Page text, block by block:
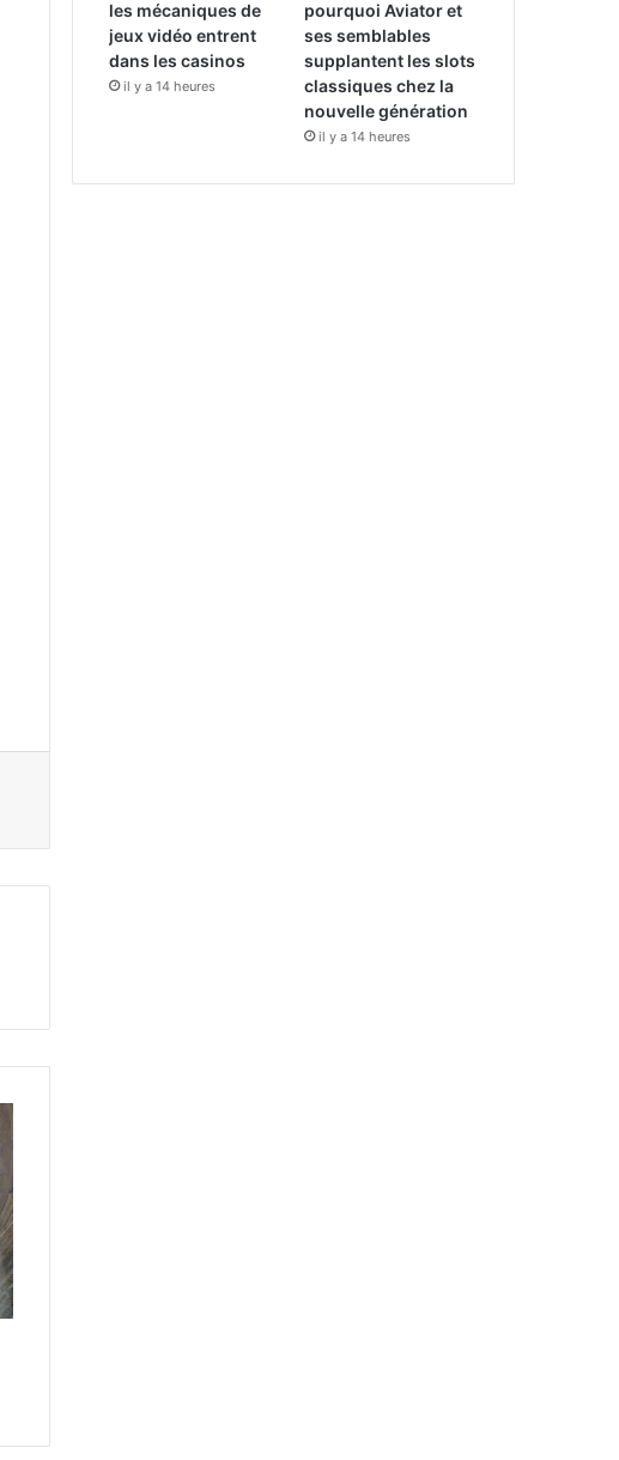
les mécaniques de
jeux vidéo entrent
dans les casinos
il y a 14 heures
pourquoi Aviator et
ses semblables
supplantent les slots
classiques chez la
nouvelle génération
il y a 14 heures